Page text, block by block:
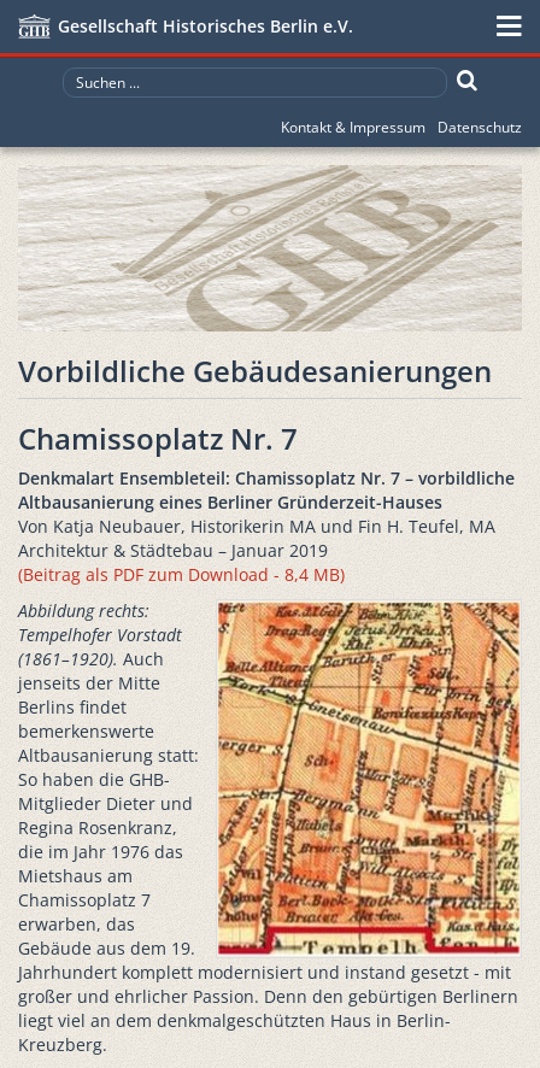
Gesellschaft Historisches Berlin e.V.
Kontakt & Impressum Datenschutz
Vorbildliche Gebäudesanierungen
Chamissoplatz Nr. 7
Denkmalart Ensembleteil: Chamissoplatz Nr. 7 – vorbildliche
Altbausanierung eines Berliner Gründerzeit-Hauses
Von Katja Neubauer, Historikerin MA und Fin H. Teufel, MA
Architektur & Städtebau – Januar 2019
(Beitrag als PDF zum Download - 8,4 MB)
Abbildung rechts:
Tempelhofer Vorstadt
(1861–1920). Auch
jenseits der Mitte
Berlins findet
bemerkenswerte
Altbausanierung statt:
So haben die GHB-
Mitglieder Dieter und
Regina Rosenkranz,
die im Jahr 1976 das
Mietshaus am
Chamissoplatz 7
erwarben, das
Gebäude aus dem 19.
Jahrhundert komplett modernisiert und instand gesetzt - mit
großer und ehrlicher Passion. Denn den gebürtigen Berlinern
liegt viel an dem denkmalgeschützten Haus in Berlin-
Kreuzberg.